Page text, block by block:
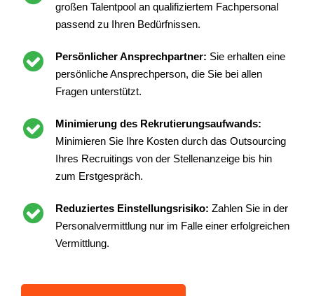
großen Talentpool an qualifiziertem Fachpersonal
passend zu Ihren Bedürfnissen.
Persönlicher Ansprechpartner: Sie erhalten eine
persönliche Ansprechperson, die Sie bei allen
Fragen unterstützt.
Minimierung des Rekrutierungsaufwands:
Minimieren Sie Ihre Kosten durch das Outsourcing
Ihres Recruitings von der Stellenanzeige bis hin
zum Erstgespräch.
Reduziertes Einstellungsrisiko: Zahlen Sie in der
Personalvermittlung nur im Falle einer erfolgreichen
Vermittlung.